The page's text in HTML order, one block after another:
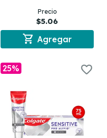
Precio
$5.06
shopping_cart Agregar
25%